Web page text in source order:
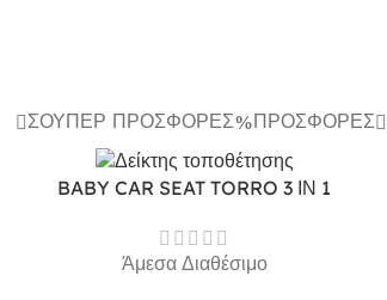
ΣΟΎΠΕΡ ΠΡΟΣΦΟΡΈΣ ΠΡΟΣΦΟΡΈΣ
BABY CAR SEAT TORRO 3 ΙΝ 1
Άμεσα Διαθέσιμο